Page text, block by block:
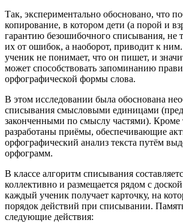
Так, экспериментально обосновано, что
копирование, в котором дети (а порой и
гарантию безошибочного списывания, не
их от ошибок, а наоборот, приводит к
ученик не понимает, что он пишет, и
может способствовать запоминанию
орфографической формы слова.
В этом исследовании была обоснована
списывания смысловыми единицами
законченными по смыслу частями). Кроме
разработаны приёмы, обеспечивающие
орфографический анализ текста путём
орфограмм.
В классе алгоритм списывания
коллективно и размещается рядом с
каждый ученик получает карточку, на
порядок действий при списывании.
следующие действия: